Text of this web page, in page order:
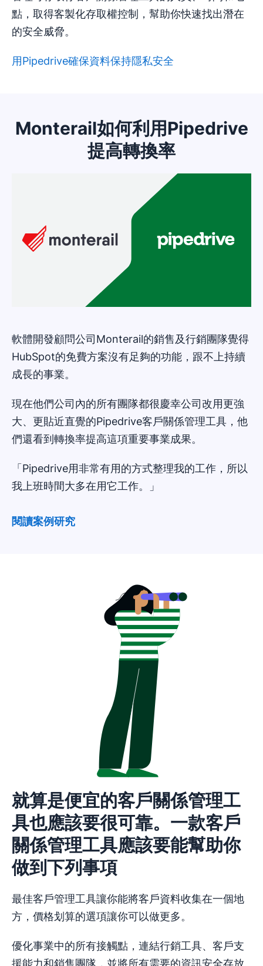
點，取得客製化存取權控制，幫助你快速找出潛在
的安全威脅。
用Pipedrive確保資料保持隱私安全
Monterail如何利用Pipedrive
提高轉換率
軟體開發顧問公司Monterail的銷售及行銷團隊覺得
HubSpot的免費方案沒有足夠的功能，跟不上持續
成長的事業。
現在他們公司內的所有團隊都很慶幸公司改用更強
大、更貼近直覺的Pipedrive客戶關係管理工具，他
們還看到轉換率提高這項重要事業成果。
「Pipedrive用非常有用的方式整理我的工作，所以
我上班時間大多在用它工作。」
閱讀案例研究
就算是便宜的客戶關係管理工
具也應該要很可靠。一款客戶
關係管理工具應該要能幫助你
做到下列事項
最佳客戶管理工具讓你能將客戶資料收集在一個地
方，價格划算的選項讓你可以做更多。
優化事業中的所有接觸點，連結行銷工具、客戶支
援能力和銷售團隊，並將所有需要的資訊安全存放